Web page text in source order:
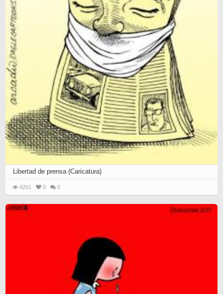
Libertad de prensa (Caricatura)
4201 0 0